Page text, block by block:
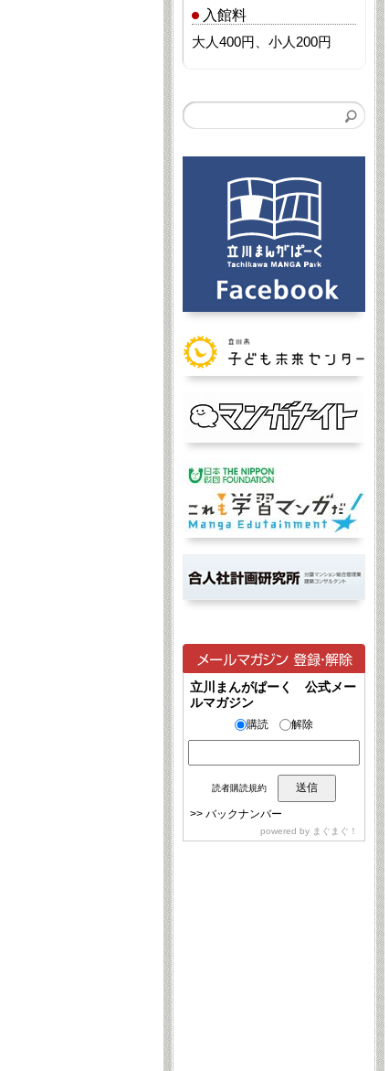
入館料
大人400円、小人200円
立川まんがぱーく 公式メー
ルマガジン
購読 解除
読者購読規約
>> バックナンバー
powered by まぐまぐ！